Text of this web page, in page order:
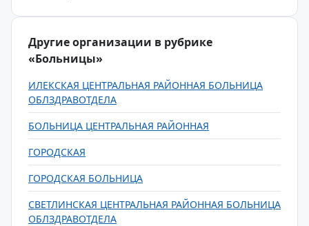
Другие организации в рубрике
«Больницы»
ИЛЕКСКАЯ ЦЕНТРАЛЬНАЯ РАЙОННАЯ БОЛЬНИЦА
ОБЛЗДРАВОТДЕЛА
БОЛЬНИЦА ЦЕНТРАЛЬНАЯ РАЙОННАЯ
ГОРОДСКАЯ
ГОРОДСКАЯ БОЛЬНИЦА
СВЕТЛИНСКАЯ ЦЕНТРАЛЬНАЯ РАЙОННАЯ БОЛЬНИЦА
ОБЛЗДРАВОТДЕЛА